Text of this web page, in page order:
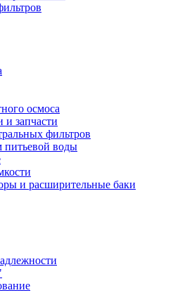
осмоса
запчасти
фильтров
питьевой воды
и расширительные баки